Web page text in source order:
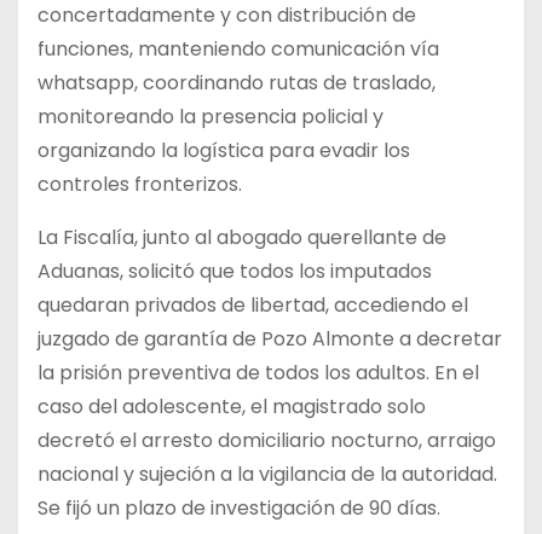
concertadamente y con distribución de
funciones, manteniendo comunicación vía
whatsapp, coordinando rutas de traslado,
monitoreando la presencia policial y
organizando la logística para evadir los
controles fronterizos.
La Fiscalía, junto al abogado querellante de
Aduanas, solicitó que todos los imputados
quedaran privados de libertad, accediendo el
juzgado de garantía de Pozo Almonte a decretar
la prisión preventiva de todos los adultos. En el
caso del adolescente, el magistrado solo
decretó el arresto domiciliario nocturno, arraigo
nacional y sujeción a la vigilancia de la autoridad.
Se fijó un plazo de investigación de 90 días.